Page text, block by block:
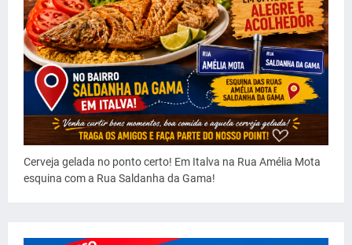
Cerveja gelada no ponto certo! Em Italva na Rua Amélia Mota
esquina com a Rua Saldanha da Gama!